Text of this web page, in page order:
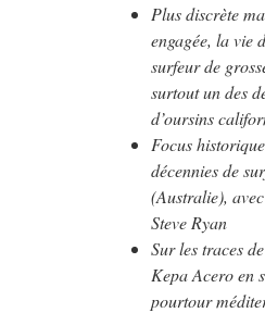
Plus discrète
engagée, la vie
surfeur de
surtout un des
d’oursins
Focus
décennies de
(Australie),
Steve Ryan
Sur les traces
Kepa Acero en
pourtour